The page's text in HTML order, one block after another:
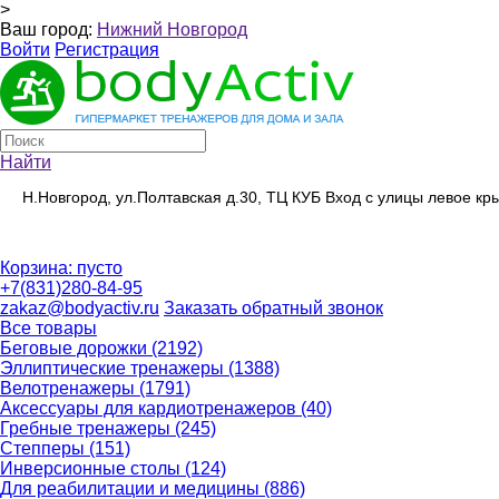
>
Ваш город: Нижний Новгород
Войти Регистрация
Найти
Н.Новгород, ул.Полтавская д.30, ТЦ КУБ Вход с улицы левое
Корзина: пусто
+7(831)280-84-95
zakaz@bodyactiv.ru Заказать обратный звонок
Все товары
Беговые дорожки (2192)
Эллиптические тренажеры (1388)
Велотренажеры (1791)
Аксессуары для кардиотренажеров (40)
Гребные тренажеры (245)
Степперы (151)
Инверсионные столы (124)
Для реабилитации и медицины (886)